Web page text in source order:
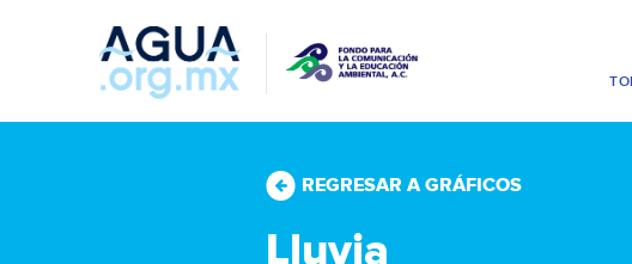
REGRESAR A GRÁFICOS
Lluvia